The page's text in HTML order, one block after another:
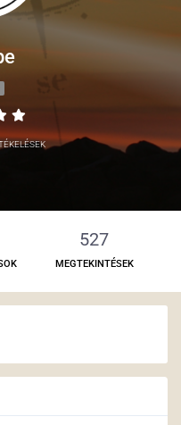
527
MEGTEKINTÉSEK